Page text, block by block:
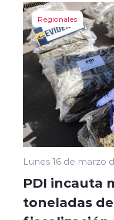
Regionales
Lunes 16 de marzo
PDI incauta
toneladas